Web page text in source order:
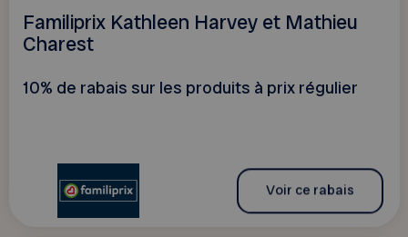
Familiprix Kathleen Harvey et Mathieu
Charest
10% de rabais sur les produits à prix régulier
Voir ce rabais